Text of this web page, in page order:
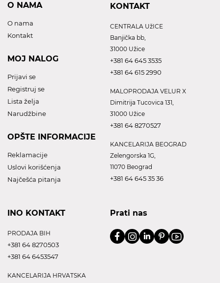
O NAMA
O nama
Kontakt
MOJ NALOG
Prijavi se
Registruj se
Lista želja
Narudžbine
OPŠTE INFORMACIJE
Reklamacije
Uslovi korišćenja
Najčešća pitanja
KONTAKT
CENTRALA UžICE
Banjička bb,
31000 Užice
+381 64 645 3535
+381 64 615 2990
MALOPRODAJA VELUR X
Dimitrija Tucovica 131,
31000 Užice
+381 64 8270527
KANCELARIJA BEOGRAD
Zelengorska 1G,
11070 Beograd
+381 64 645 35 36
INO KONTAKT
PRODAJA BIH
+381 64 8270503
+381 64 6453547
KANCELARIJA HRVATSKA
Prati nas